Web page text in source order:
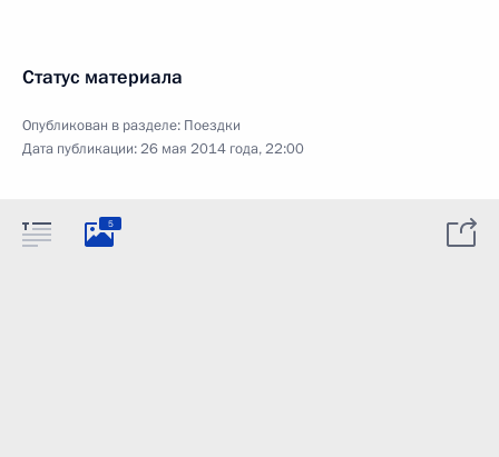
Статус материала
Опубликован в разделе: Поездки
Дата публикации:26 мая 2014 года, 22:00
5